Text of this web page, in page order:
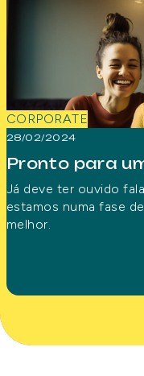
CORPORATE
28/02/2024
Pronto para
Já deve ter ouvido
estamos numa fase
melhor.